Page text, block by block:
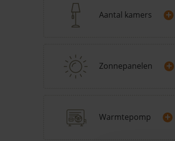
Aantal kamers +
Zonnepanelen +
Warmtepomp +